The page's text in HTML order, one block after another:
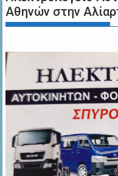
Αθηνών στην